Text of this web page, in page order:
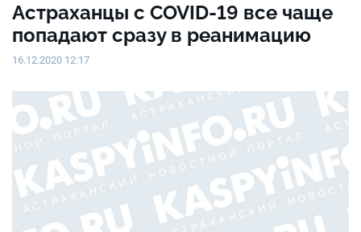
Астраханцы с COVID-19 все чаще
попадают сразу в реанимацию
16.12.2020 12:17